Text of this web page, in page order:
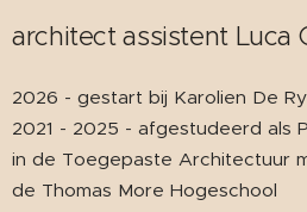
architect assistent Luca
2026 - gestart bij Karolien De
2021 - 2025 - afgestudeerd als
in de Toegepaste Architectuur
de Thomas More Hogeschool